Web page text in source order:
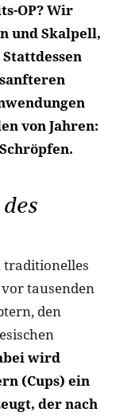
OP? Wir
und Skalpell,
von Jahren:
traditionelles
tausenden
den
wird
(Cups) ein
der nach